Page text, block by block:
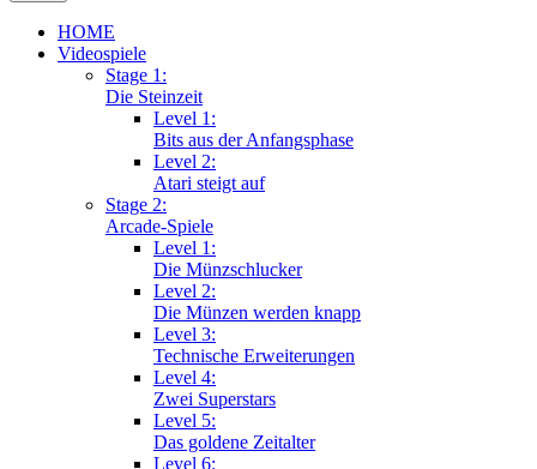
HOME
Videospiele
Stage 1:
Die Steinzeit
Level 1:
Bits aus der Anfangsphase
Level 2:
Atari steigt auf
Stage 2:
Arcade-Spiele
Level 1:
Die Münzschlucker
Level 2:
Die Münzen werden knapp
Level 3:
Technische Erweiterungen
Level 4:
Zwei Superstars
Level 5:
Das goldene Zeitalter
Level 6: